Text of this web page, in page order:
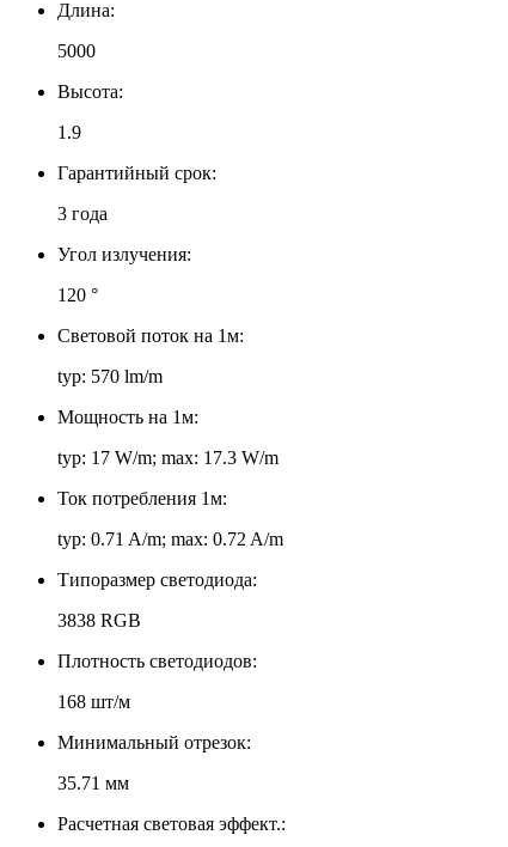
Длина:
5000
Высота:
1.9
Гарантийный срок:
3 года
Угол излучения:
120 °
Световой поток на 1м:
typ: 570 lm/m
Мощность на 1м:
typ: 17 W/m; max: 17.3 W/m
Ток потребления 1м:
typ: 0.71 A/m; max: 0.72 A/m
Типоразмер светодиода:
3838 RGB
Плотность светодиодов:
168 шт/м
Минимальный отрезок:
35.71 мм
Расчетная световая эффект.: